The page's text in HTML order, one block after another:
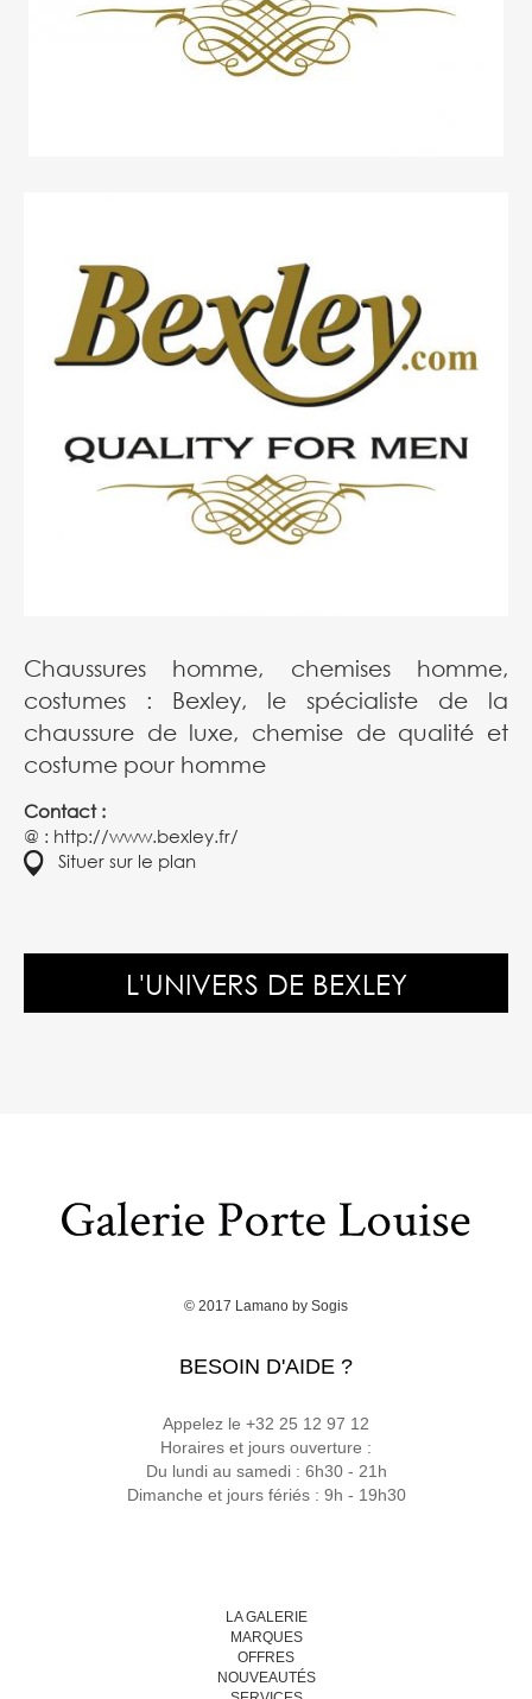
Chaussures homme, chemises homme,
costumes : Bexley, le spécialiste de la
chaussure de luxe, chemise de qualité et
costume pour homme
Contact :
@ : http://www.bexley.fr/
Situer sur le plan
L'UNIVERS DE BEXLEY
© 2017 Lamano by Sogis
BESOIN D'AIDE ?
Appelez le +32 25 12 97 12
Horaires et jours ouverture :
Du lundi au samedi : 6h30 - 21h
Dimanche et jours fériés : 9h - 19h30
LA GALERIE
MARQUES
OFFRES
NOUVEAUTÉS